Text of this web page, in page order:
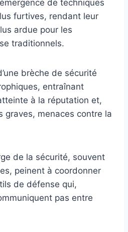
de techniques
furtives, rendant leur
ardue pour les
traditionnels.
brèche de sécurité
entraînant
à la réputation et,
graves, menaces contre la
de la sécurité, souvent
peinent à coordonner
de défense qui,
pas entre